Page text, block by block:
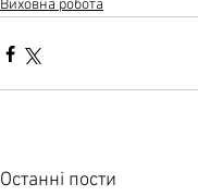
Виховна робота
Останні пости